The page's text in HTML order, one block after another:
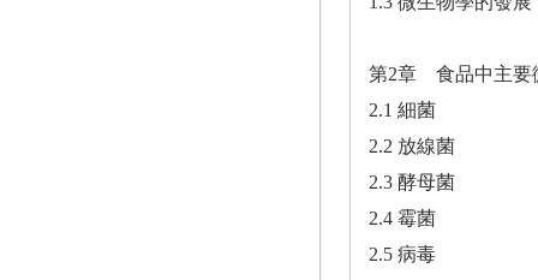
第2章 食品中主要
2.1 細菌
2.2 放線菌
2.3 酵母菌
2.4 霉菌
2.5 病毒